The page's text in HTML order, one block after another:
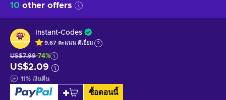
10 other offers
Instant-Codes
9.67 คะแนน ดีเยี่ยม
US$7.99-74%
US$2.09
11% เงินคืน
ซื้อตอนนี้